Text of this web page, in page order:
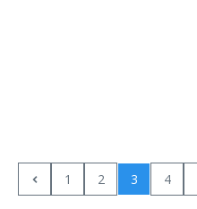
1 2 3 4